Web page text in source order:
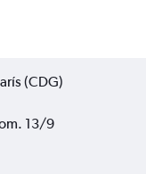
13/9